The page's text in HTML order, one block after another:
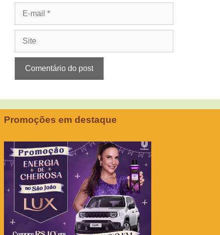
Promoções em destaque